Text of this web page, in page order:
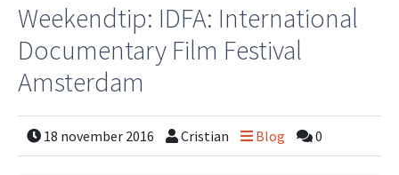
Weekendtip: IDFA: International
Documentary Film Festival
Amsterdam
18 november 2016 Cristian Blog 0